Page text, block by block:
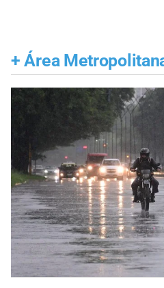
+ Área